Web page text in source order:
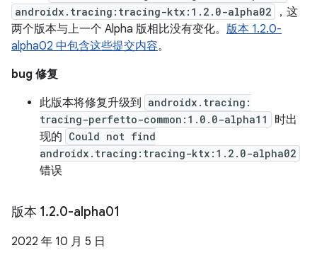
androidx.tracing:tracing-ktx:1.2.0-alpha02
，这
两个版本与上一个 Alpha 版相比没有变化。 版本 1.2.0-
alpha02 中包含这些提交内容。
bug 修复
此版本将修复升级到
androidx.tracing:
tracing-perfetto-common:1.0.0-alpha11
时出
现的 Could not find
androidx.tracing:tracing-ktx:1.2.0-alpha02
错误
版本 1.2.0-alpha01
2022 年 10 月 5 日